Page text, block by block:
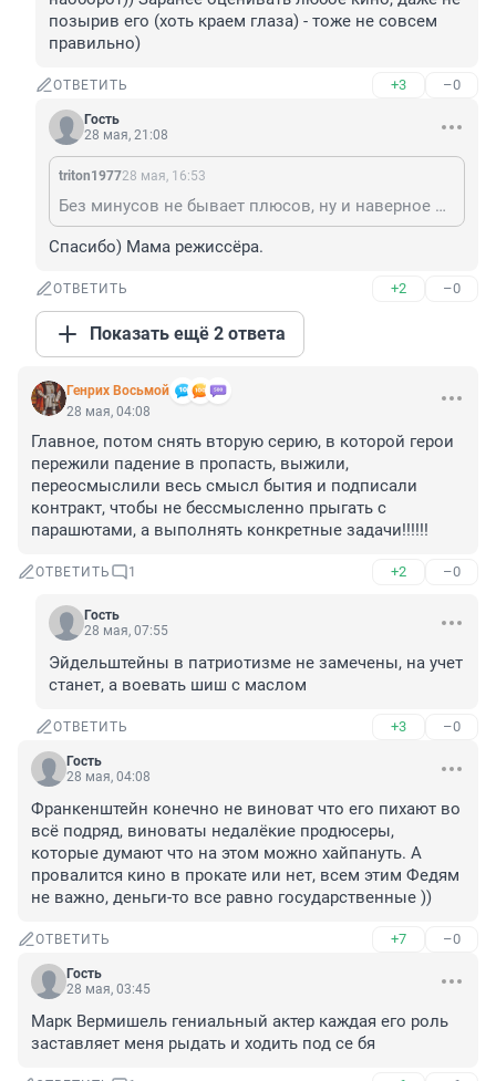
позырив его (хоть краем глаза) - тоже не совсем
правильно)
ОТВЕТИТЬ +3 –0
Гость
28 мая, 21:08
triton197728 мая, 16:53
Без минусов не бывает плюсов, ну и наверное наоборот)) Заранее оценивать любое кино, даже не позырив его (хоть краем глаза) - тоже не совсем правильно)
Спасибо) Мама режиссёра.
ОТВЕТИТЬ +2 –0
Показать ещё 2 ответа
Генрих Восьмой
28 мая, 04:08
Главное, потом снять вторую серию, в которой герои
пережили падение в пропасть, выжили,
переосмыслили весь смысл бытия и подписали
контракт, чтобы не бессмысленно прыгать с
парашютами, а выполнять конкретные задачи!!!!!!
ОТВЕТИТЬ 1 +2 –0
Гость
28 мая, 07:55
Эйдельштейны в патриотизме не замечены, на учет
станет, а воевать шиш с маслом
ОТВЕТИТЬ +3 –0
Гость
28 мая, 04:08
Франкенштейн конечно не виноват что его пихают во
всё подряд, виноваты недалёкие продюсеры,
которые думают что на этом можно хайпануть. А
провалится кино в прокате или нет, всем этим Федям
не важно, деньги-то все равно государственные ))
ОТВЕТИТЬ +7 –0
Гость
28 мая, 03:45
Марк Вермишель гениальный актер каждая его роль
заставляет меня рыдать и ходить под се бя